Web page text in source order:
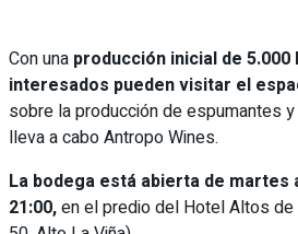
Con una producción inicial de
interesados pueden visitar el
sobre la producción de espumantes
lleva a cabo Antropo Wines.
La bodega está abierta de martes
21:00,en el predio del Hotel Altos